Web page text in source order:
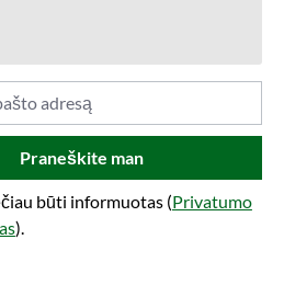
Praneškite man
būti informuotas (Privatumo
).